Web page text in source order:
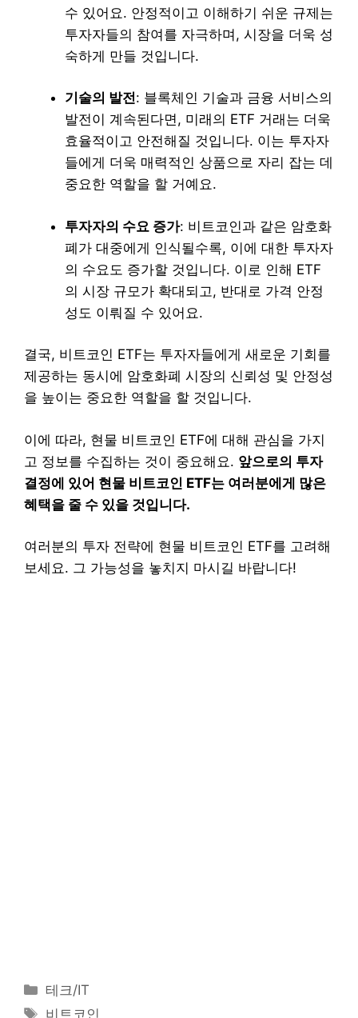
수 있어요. 안정적이고 이해하기 쉬운 규제는
투자자들의 참여를 자극하며, 시장을 더욱 성
숙하게 만들 것입니다.
기술의 발전: 블록체인 기술과 금융 서비스의
발전이 계속된다면, 미래의 ETF 거래는 더욱
효율적이고 안전해질 것입니다. 이는 투자자
들에게 더욱 매력적인 상품으로 자리 잡는 데
중요한 역할을 할 거예요.
투자자의 수요 증가: 비트코인과 같은 암호화
폐가 대중에게 인식될수록, 이에 대한 투자자
의 수요도 증가할 것입니다. 이로 인해 ETF
의 시장 규모가 확대되고, 반대로 가격 안정
성도 이뤄질 수 있어요.
결국, 비트코인 ETF는 투자자들에게 새로운 기회를
제공하는 동시에 암호화폐 시장의 신뢰성 및 안정성
을 높이는 중요한 역할을 할 것입니다.
이에 따라, 현물 비트코인 ETF에 대해 관심을 가지
고 정보를 수집하는 것이 중요해요. 앞으로의 투자
결정에 있어 현물 비트코인 ETF는 여러분에게 많은
혜택을 줄 수 있을 것입니다.
여러분의 투자 전략에 현물 비트코인 ETF를 고려해
보세요. 그 가능성을 놓치지 마시길 바랍니다!
카
테
테크/IT
태
비트코인